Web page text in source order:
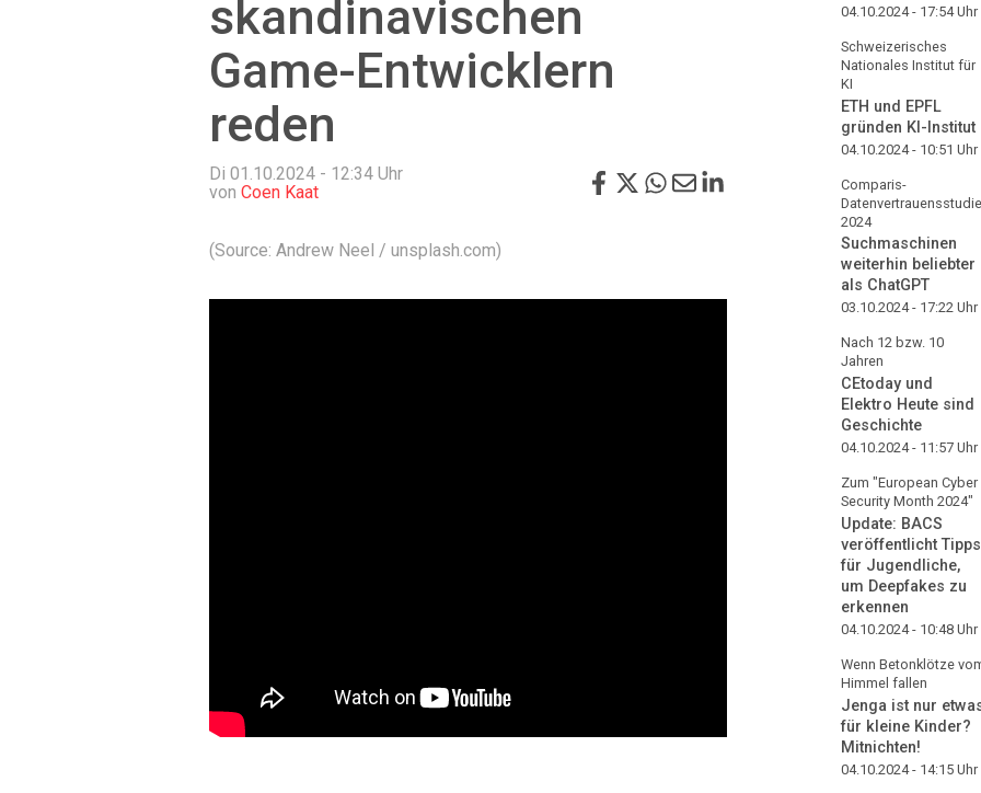
skandinavischen
Game-Entwicklern
reden
Di 01.10.2024 - 12:34 Uhr
von Coen Kaat
(Source: Andrew Neel / unsplash.com)
04.10.2024 - 17:54Uhr
Schweizerisches
Nationales Institut für
KI
ETH und EPFL
gründen KI-Institut
04.10.2024 - 10:51 Uhr
Comparis-
Datenvertrauensstudie
2024
Suchmaschinen
weiterhin beliebter
als ChatGPT
03.10.2024 - 17:22 Uhr
Nach 12 bzw. 10
Jahren
CEtoday und
Elektro Heute sind
Geschichte
04.10.2024 - 11:57 Uhr
Zum "European Cyber
Security Month 2024"
Update: BACS
veröffentlicht Tipps
für Jugendliche,
um Deepfakes zu
erkennen
04.10.2024 - 10:48 Uhr
Wenn Betonklötze
Himmel fallen
Jenga ist nur
für kleine Kinder?
Mitnichten!
04.10.2024 - 14:15 Uhr